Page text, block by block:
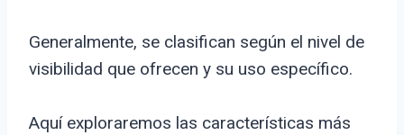
Generalmente, se clasifican según el nivel de
visibilidad que ofrecen y su uso específico.
Aquí exploraremos las características más